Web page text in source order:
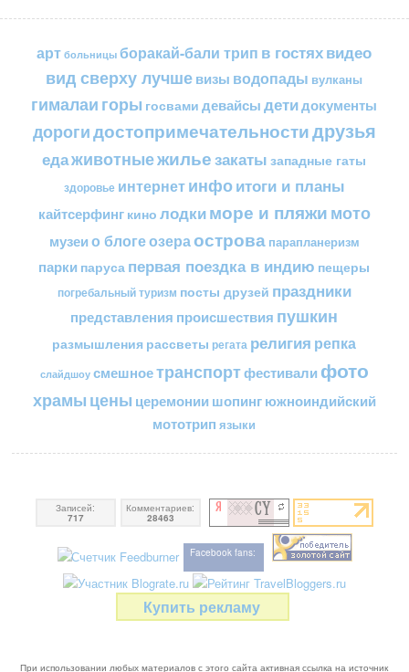
арт больницы боракай-бали трип в гостяхвидео
вид сверху лучшевизы водопады вулканы
гималаи горы госвами девайсы детидокументы
дорогидостопримечательностидрузья
едаживотныежильезакаты западные гаты
здоровье интернетинфоитоги и планы
кайтсерфинг кино лодкиморе и пляжимото
музеи о блогеозераострова парапланеризм
парки паруса первая поездка в индию пещеры
погребальный туризм посты друзей праздники
представления происшествия пушкин
размышления рассветы регата религия репка
слайдшоу смешноетранспортфестивали фото
храмы цены церемонии шопингюжноиндийский
мототрип языки
Записей:
717
Комментариев:
28463
Facebook fans:
Купить рекламу
При использовании любых материалов с этого сайта активная ссылка на источник